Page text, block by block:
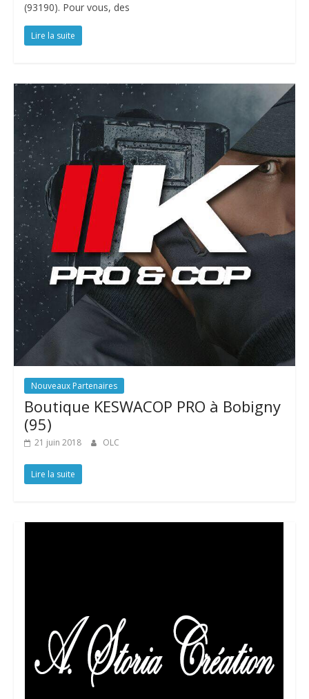
(93190). Pour vous, des
Lire la suite
Nouveaux Partenaires
Boutique KESWACOP PRO à Bobigny
(95)
21 juin 2018 OLC
Lire la suite